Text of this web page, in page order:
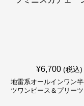
¥6,700 (税込)
地雷系オールインワン
ツワンピース＆プリー